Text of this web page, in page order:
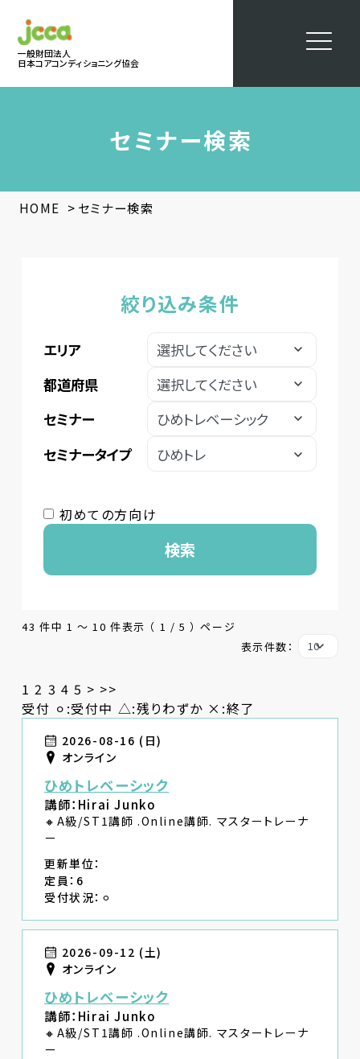
一般財団法人
日本コアコンディショニング協会
セミナー検索
HOME > セミナー検索
絞り込み条件
エリア
都道府県
セミナー
セミナータイプ
初めての方向け
検索
43 件中 1 〜 10 件表示 （ 1 / 5 ） ページ
表示件数：
1 2 3 4 5 > >>
受付 ⚪︎:受付中 △:残りわずか ×:終了
2026-08-16 (日)
オンライン
ひめトレベーシック
講師：Hirai Junko
🔸A級/ST1講師 .Online講師. マスタートレーナ
ー
更新単位：
定員：6
受付状況：⚪︎
2026-09-12 (土)
オンライン
ひめトレベーシック
講師：Hirai Junko
🔸A級/ST1講師 .Online講師. マスタートレーナ
ー